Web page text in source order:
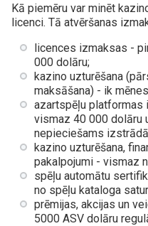
Kā piemēru var minēt
licenci. Tā atvēršanas
licences izmaksas -
000 dolāru;
kazino uzturēšana
maksāšana) - ik
azartspēļu
vismaz 40 000 dolāru
nepieciešams
kazino uzturēšana,
pakalpojumi - vismaz
spēļu automātu
no spēļu kataloga
prēmijas, akcijas un
5000 ASV dolāru